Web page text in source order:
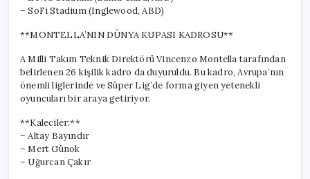
– SoFi Stadium (Inglewood, ABD)
**MONTELLA’NIN DÜNYA KUPASI KADROSU**
A Milli Takım Teknik Direktörü Vincenzo Montella tarafından
belirlenen 26 kişilik kadro da duyuruldu. Bu kadro, Avrupa’nın
önemli liglerinde ve Süper Lig’de forma giyen yetenekli
oyuncuları bir araya getiriyor.
**Kaleciler:**
– Altay Bayındır
– Mert Günok
– Uğurcan Çakır